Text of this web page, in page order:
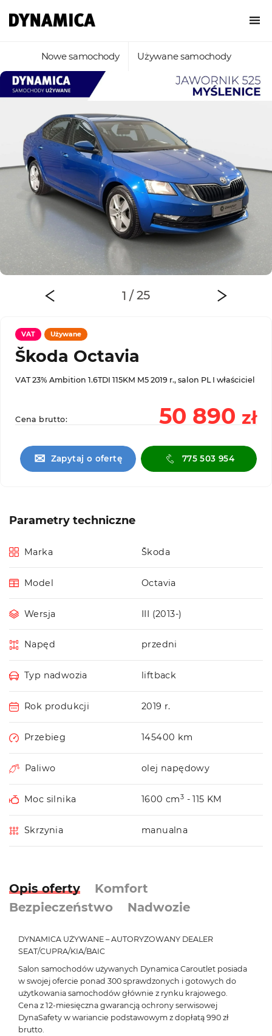
Nowe samochody Używane samochody
VAT Używane
Škoda Octavia
VAT 23% Ambition 1.6TDI 115KM M5 2019 r., salon PL I właściciel
Cena brutto: 50 890 zł
✉ Zapytaj o ofertę 775 503 954
Parametry techniczne
Marka Škoda
Model Octavia
Wersja III (2013-)
Napęd przedni
Typ nadwozia liftback
Rok produkcji 2019 r.
Przebieg 145400 km
Paliwo olej napędowy
Moc silnika 1600 cm3 - 115 KM
Skrzynia manualna
Opis oferty
Komfort
Bezpieczeństwo
Nadwozie
DYNAMICA UŻYWANE – AUTORYZOWANY DEALER
SEAT/CUPRA/KIA/BAIC
Salon samochodów używanych Dynamica Caroutlet posiada
w swojej ofercie ponad 300 sprawdzonych i gotowych do
użytkowania samochodów głównie z rynku krajowego.
Cena z 12-miesięczna gwarancją ochrony serwisowej
DynaSafety w wariancie podstawowym z dopłatą 990 zł
brutto.